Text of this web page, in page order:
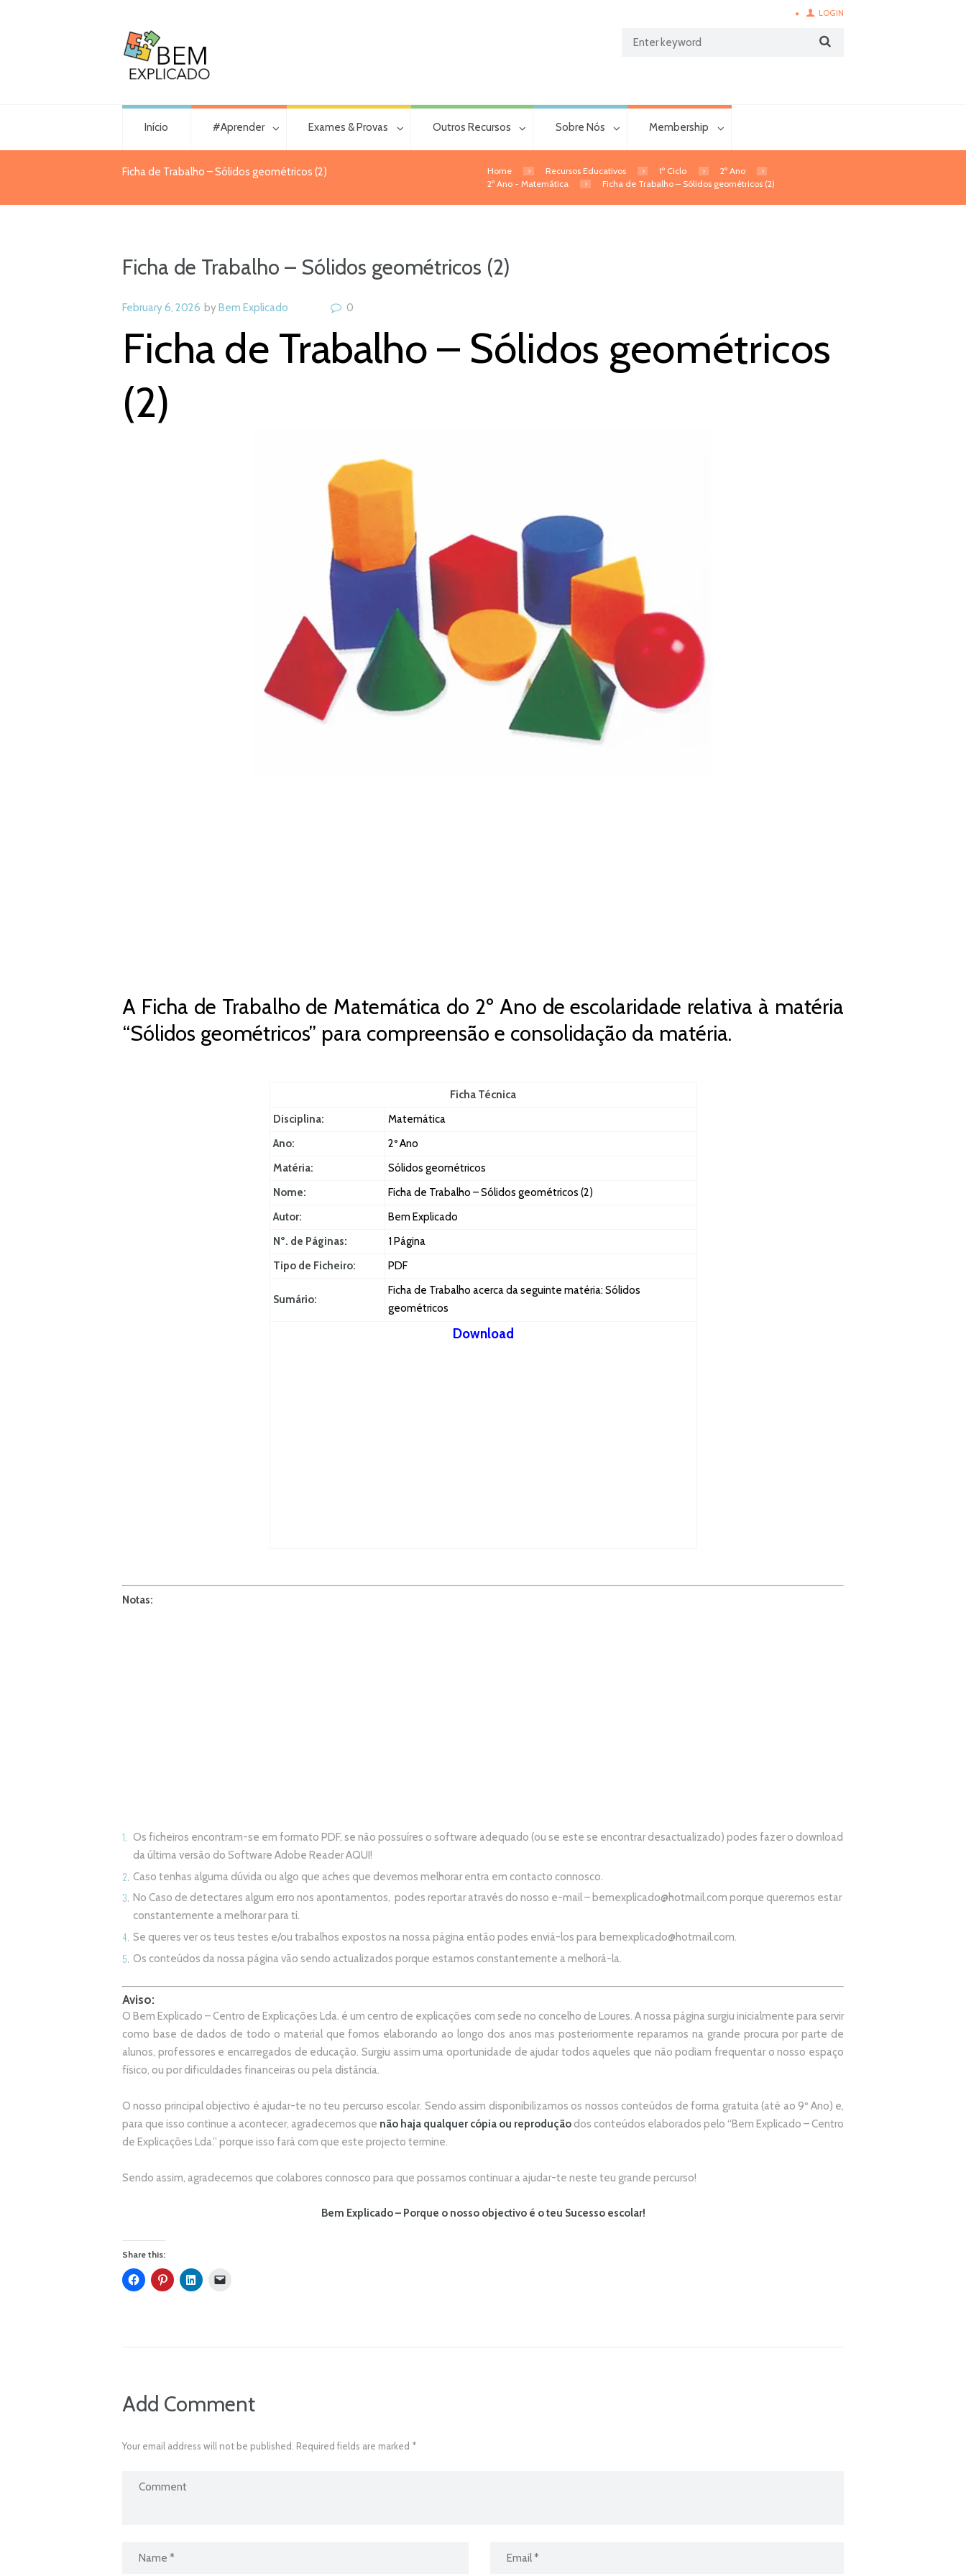
LOGIN
Início #Aprender Exames & Provas Outros Recursos Sobre Nós Membership
Ficha de Trabalho – Sólidos geométricos (2) Home Recursos Educativos 1º Ciclo
2º Ano
2º Ano - Matemática
Ficha de Trabalho – Sólidos geométricos (2)
Ficha de Trabalho – Sólidos geométricos (2)
February 6, 2026 byBem Explicado 0
Ficha de Trabalho – Sólidos geométricos
(2)
A Ficha de Trabalho de Matemática do 2º Ano de escolaridade relativa à matéria
“Sólidos geométricos” para compreensão e consolidação da matéria.
Ficha Técnica
Disciplina:
Matemática
Ano:
2º Ano
Matéria:
Sólidos geométricos
Nome:
Ficha de Trabalho – Sólidos geométricos (2)
Autor:
Bem Explicado
Nº. de Páginas:
1 Página
Tipo de Ficheiro:
PDF
Sumário:
Ficha de Trabalho acerca da seguinte matéria: Sólidos
geométricos
Download
Notas:
Os ficheiros encontram-se em formato PDF, se não possuíres o software adequado (ou se este se encontrar desactualizado) podes fazer o download
da última versão do Software Adobe ReaderAQUI!
Caso tenhas alguma dúvida ou algo que aches que devemos melhorar entra em contacto connosco.
No Caso de detectares algum erro nos apontamentos, podes reportar através do nosso e-mail – bemexplicado@hotmail.com porque queremos estar
constantemente a melhorar para ti.
Se queres ver os teus testes e/ou trabalhos expostos na nossa página então podes enviá-los para bemexplicado@hotmail.com.
Os conteúdos da nossa página vão sendo actualizados porque estamos constantemente a melhorá-la.
Aviso:
O Bem Explicado – Centro de Explicações Lda. é um centro de explicações com sede no concelho de Loures. A nossa página surgiu inicialmente para servir
como base de dados de todo o material que fomos elaborando ao longo dos anos mas posteriormente reparamos na grande procura por parte de
alunos, professores e encarregados de educação. Surgiu assim uma oportunidade de ajudar todos aqueles que não podiam frequentar o nosso espaço
físico, ou por dificuldades financeiras ou pela distância.
O nosso principal objectivo é ajudar-te no teu percurso escolar. Sendo assim disponibilizamos os nossos conteúdos de forma gratuita (até ao 9º Ano) e,
para que isso continue a acontecer, agradecemos que não haja qualquer cópia ou reprodução dos conteúdos elaborados pelo “Bem Explicado – Centro
de Explicações Lda.” porque isso fará com que este projecto termine.
Sendo assim, agradecemos que colabores connosco para que possamos continuar a ajudar-te neste teu grande percurso!
Bem Explicado – Porque o nosso objectivo é o teu Sucesso escolar!
Share this:
Add Comment
Your email address will not be published. Required fields are marked *